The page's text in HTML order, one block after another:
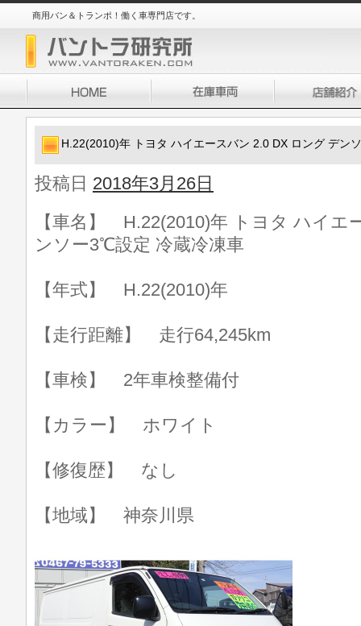
商用バン＆トランポ！働く車専門店です。
H.22(2010)年 トヨタ ハイエースバン 2.0 DX ロング デン
投稿日 2018年3月26日
【車名】 H.22(2010)年 トヨタ ハイエ
ンソー3℃設定 冷蔵冷凍車
【年式】 H.22(2010)年
【走行距離】 走行64,245km
【車検】 2年車検整備付
【カラー】 ホワイト
【修復歴】 なし
【地域】 神奈川県